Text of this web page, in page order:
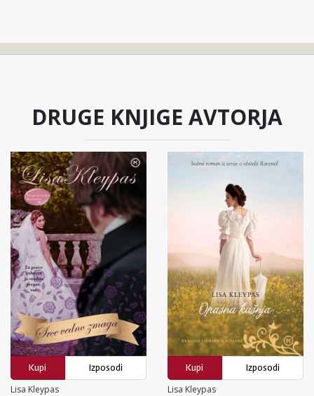
DRUGE KNJIGE AVTORJA
Kupi
Izposodi
Lisa Kleypas
Kupi
Izposodi
Lisa Kleypas